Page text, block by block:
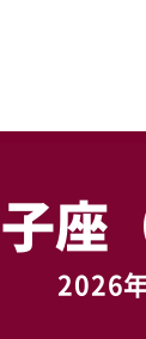
座
2026